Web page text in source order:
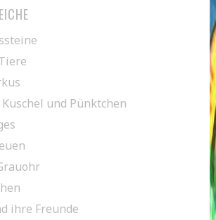
und Pünktchen
ihre Freunde